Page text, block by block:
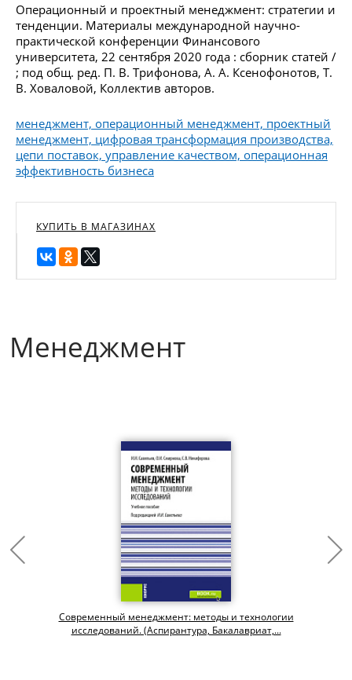
Операционный и проектный менеджмент: стратегии и
тенденции. Материалы международной научно-
практической конференции Финансового
университета, 22 сентября 2020 года : сборник статей /
; под общ. ред. П. В. Трифонова, А. А. Ксенофонотов, Т.
В. Ховаловой, Коллектив авторов.
менеджмент, операционный менеджмент, проектный
менеджмент, цифровая трансформация производства,
цепи поставок, управление качеством, операционная
эффективность бизнеса
КУПИТЬ В МАГАЗИНАХ
Менеджмент
Современный менеджмент: методы и технологии
исследований. (Аспирантура, Бакалавриат,...